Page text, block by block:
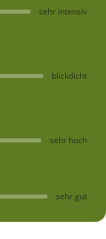
sehr intensiv
blickdicht
sehr hoch
sehr gut